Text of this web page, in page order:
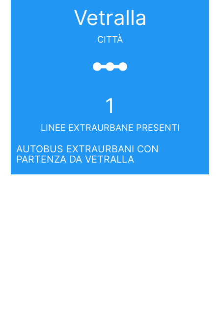
Vetralla
CITTÀ
linear_scale
1
LINEE EXTRAURBANE PRESENTI
AUTOBUS EXTRAURBANI CON
PARTENZA DA VETRALLA